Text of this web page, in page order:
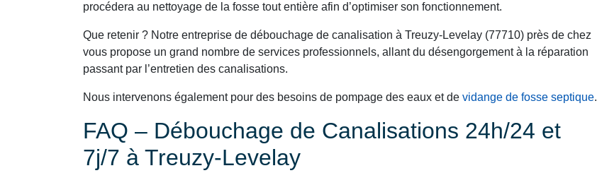
procédera au nettoyage de la fosse tout entière afin d’optimiser son fonctionnement.
Que retenir ? Notre entreprise de débouchage de canalisation à Treuzy-Levelay (77710) près de chez
vous propose un grand nombre de services professionnels, allant du désengorgement à la réparation
passant par l’entretien des canalisations.
Nous intervenons également pour des besoins de pompage des eaux et de vidange de fosse septique.
FAQ – Débouchage de Canalisations 24h/24 et
7j/7 à Treuzy-Levelay